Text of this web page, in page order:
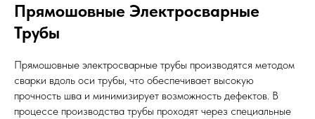
Прямошовные Электросварные
Трубы
Прямошовные электросварные трубы производятся методом
сварки вдоль оси трубы, что обеспечивает высокую
прочность шва и минимизирует возможность дефектов. В
процессе производства трубы проходят через специальные